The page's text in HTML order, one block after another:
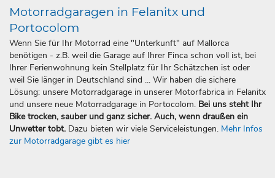
Motorradgaragen in Felanitx und
Portocolom
Wenn Sie für Ihr Motorrad eine "Unterkunft" auf Mallorca
benötigen - z.B. weil die Garage auf Ihrer Finca schon voll ist, bei
Ihrer Ferienwohnung kein Stellplatz für Ihr Schätzchen ist oder
weil Sie länger in Deutschland sind ... Wir haben die sichere
Lösung: unsere Motorradgarage in unserer Motorfabrica in Felanitx
und unsere neue Motorradgarage in Portocolom. Bei uns steht Ihr
Bike trocken, sauber und ganz sicher. Auch, wenn draußen ein
Unwetter tobt. Dazu bieten wir viele Serviceleistungen. Mehr Infos
zur Motorradgarage gibt es hier